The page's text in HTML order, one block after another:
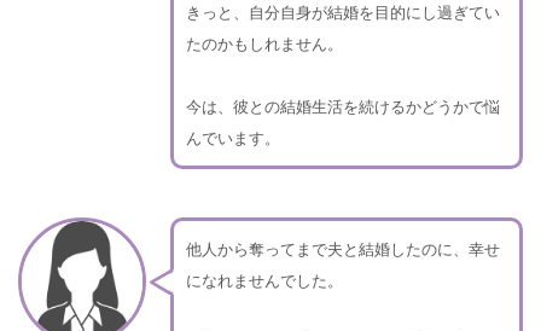
きっと、自分自身が結婚を目的にし過ぎてい
たのかもしれません。
今は、彼との結婚生活を続けるかどうかで悩
んでいます。
他人から奪ってまで夫と結婚したのに、幸せ
になれませんでした。